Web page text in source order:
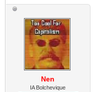
Nen
IA Bolchevique